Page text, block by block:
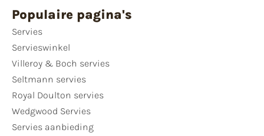
Populaire pagina's
Servies
Servieswinkel
Villeroy & Boch servies
Seltmann servies
Royal Doulton servies
Wedgwood Servies
Servies aanbieding